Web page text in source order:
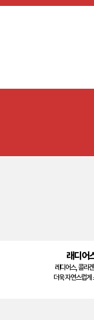
래디어
레디어스, 콜라
더욱 자연스럽게